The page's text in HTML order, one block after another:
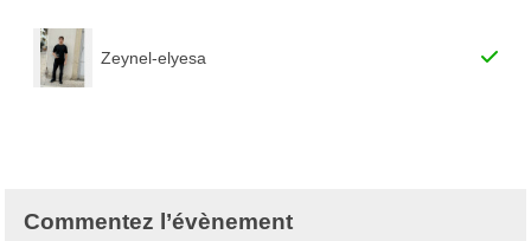
Zeynel-elyesa
Commentez l’évènement